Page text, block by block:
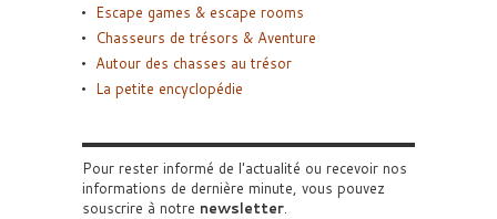
Escape games & escape rooms
Chasseurs de trésors & Aventure
Autour des chasses au trésor
La petite encyclopédie
Pour rester informé de l'actualité ou recevoir nos
informations de dernière minute, vous pouvez
souscrire à notre newsletter.